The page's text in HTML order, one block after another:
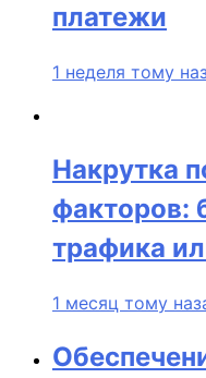
платежи
1 неделя тому
Накрутка
факторов:
трафика
1 месяц тому